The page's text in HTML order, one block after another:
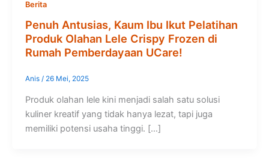
Berita
Penuh Antusias, Kaum Ibu Ikut Pelatihan
Produk Olahan Lele Crispy Frozen di
Rumah Pemberdayaan UCare!
Anis / 26 Mei, 2025
Produk olahan lele kini menjadi salah satu solusi
kuliner kreatif yang tidak hanya lezat, tapi juga
memiliki potensi usaha tinggi. […]